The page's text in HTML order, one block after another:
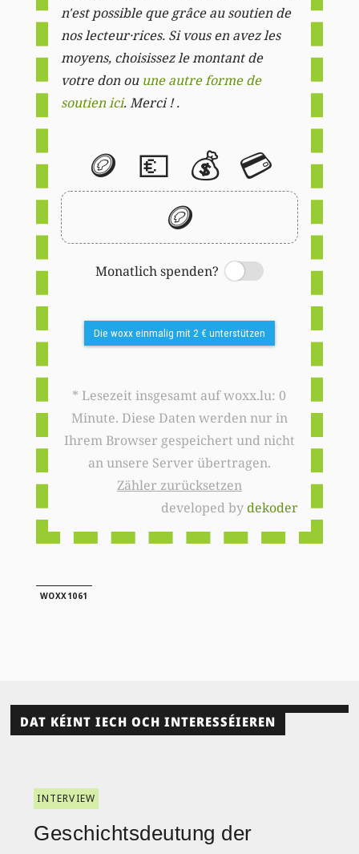
n'est possible que grâce au soutien de
nos lecteur·rices. Si vous en avez les
moyens, choisissez le montant de
votre don ou une autre forme de
soutien ici. Merci ! .
🪙 💶 💰 💳
🪙
Monatlich spenden?
Switch
Die woxx einmalig mit 2 € unterstützen
* Lesezeit insgesamt auf woxx.lu: 0
Minute. Diese Daten werden nur in
Ihrem Browser gespeichert und nicht
an unsere Server übertragen.
Zähler zurücksetzen
developed bydekoder
WOXX1061
DAT KÉINT IECH OCH INTERESSÉIEREN
INTERVIEW
Geschichtsdeutung der